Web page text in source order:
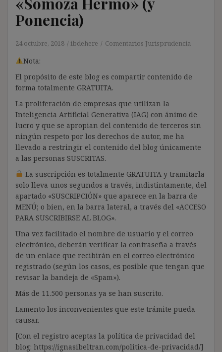
Ponencia)
24 octubre, 2018 ibdehere Comentarios Jurisprudencia
Nota:
El propósito de este blog es compartir contenido de
forma totalmente GRATUITA.
La proliferación de empresas que utilizan la
Inteligencia Artificial Generativa (IAG) con ánimo de
lucro y que se apropian del contenido de terceros sin
ningún respeto por los derechos de autor, me ha
llevado a restringir el contenido del blog únicamente
a las personas SUSCRITAS.
La suscripción es totalmente GRATUITA y tramitarla
solo lleva unos segundos a través, indistintamente, del
apartado «SUSCRIPCIÓN» que aparece en la barra de
MENÚ; o bien, en la barra lateral, a través del «ACCESO
PARA SUSCRIBIRSE AL BLOG».
Una vez facilitado el nombre de usuario y el correo
electrónico, deberán verificar la contraseña a través
de un enlace que recibirán en el correo electrónico
registrado (según los casos, es posible que tengan que
revisar la bandeja de «Spam»).
Más de 11.500 personas ya se han suscrito.
Lamento los inconvenientes que este trámite pueda
causar.
[Con el registro aceptas la política de privacidad del
blog: https://ignasibeltran.com/politica-de-privacidad/]